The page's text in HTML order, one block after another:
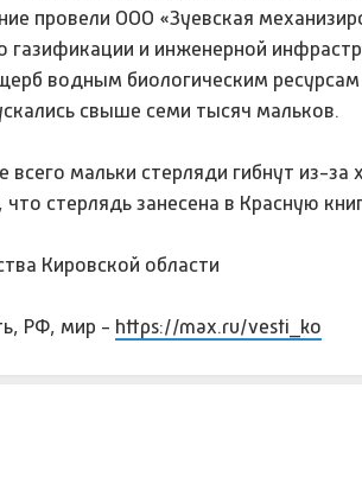
провели ООО «Зуевская
газификации и инженерной
водным биологическим
свыше семи тысяч мальков.
мальки стерляди гибнут из-
стерлядь занесена в Красную
Кировской области
РФ, мир - https://max.ru/vesti_ko